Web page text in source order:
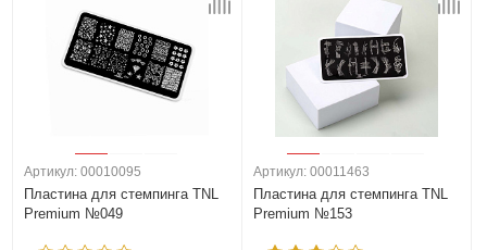
Артикул: 00010095
Пластина для стемпинга TNL
Premium №049
Артикул: 00011463
Пластина для стемпинга TNL
Premium №153